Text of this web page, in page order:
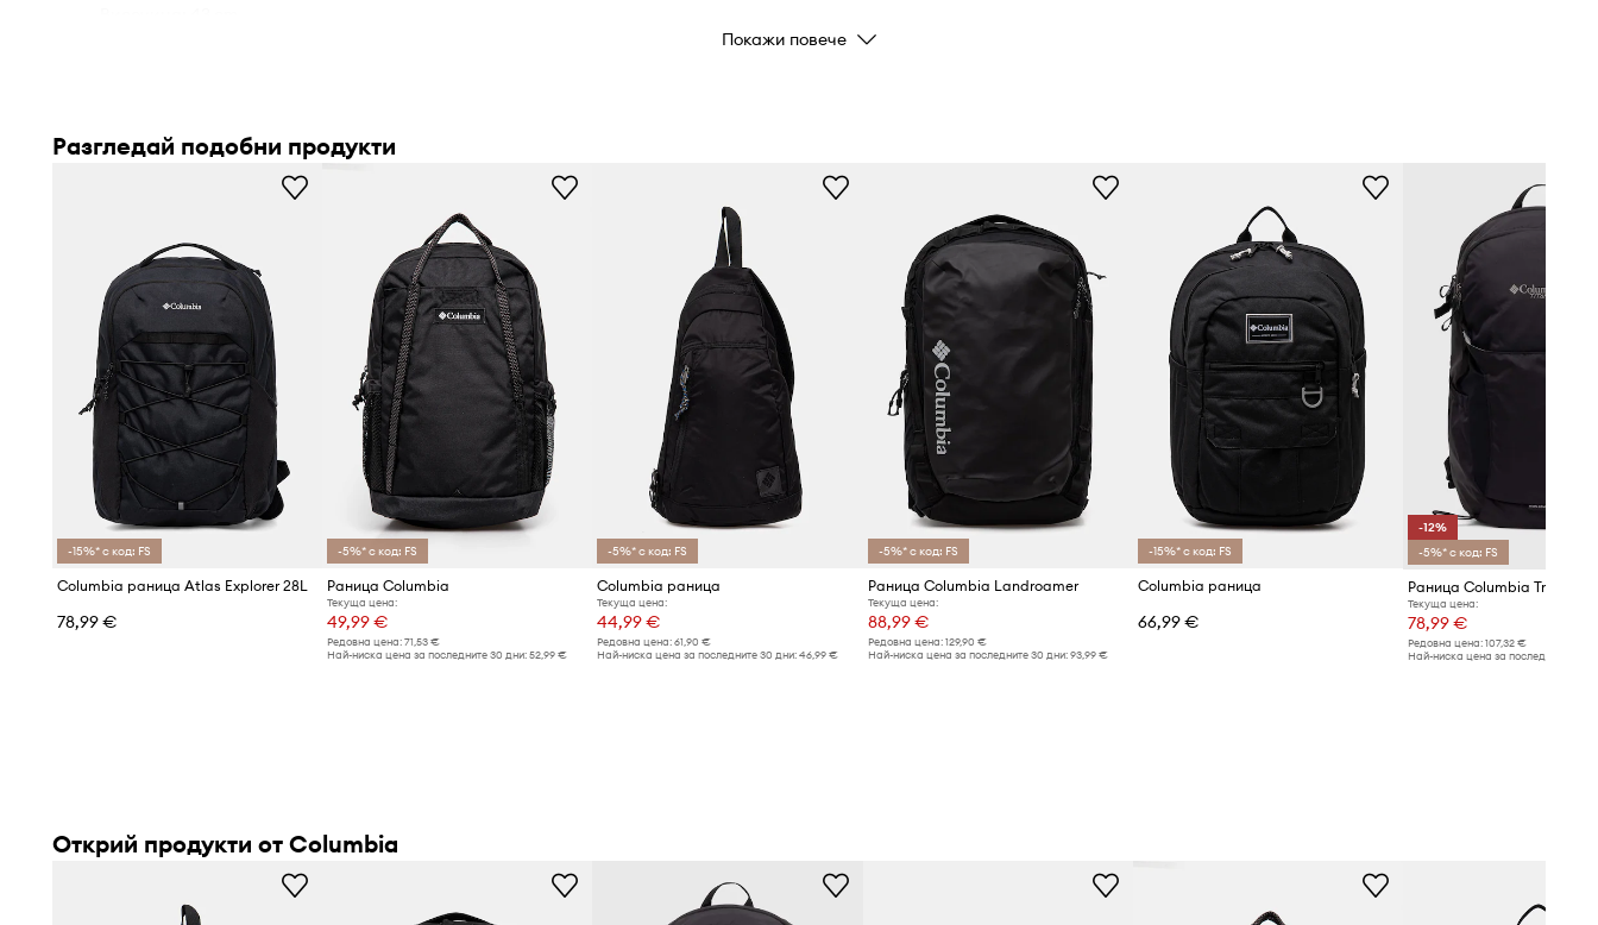
Покажи повече
Разгледай подобни продукти
-15%* с код: FS
Columbia раница Atlas Explorer 28L
78,99 €
-5%* с код: FS
Раница Columbia
Текуща цена:
49,99 €
Редовна цена:71,53 €
Най-ниска цена за последните 30 дни:52,99 €
-5%* с код: FS
Columbia раница
Текуща цена:
44,99 €
Редовна цена: 61,90 €
Най-ниска цена за последните 30 дни: 46,99 €
-5%* с код: FS
Раница Columbia Landroamer
Текуща цена:
88,99 €
Редовна цена: 129,90 €
Най-ниска цена за последните 30 дни: 93,99 €
-15%* с код: FS
Columbia раница
66,99 €
-12%
-5%* с код: FS
Раница Columbia Triple
Текуща цена:
78,99 €
Редовна цена: 107,32 €
Най-ниска цена за последните 30
Открий продукти от Columbia